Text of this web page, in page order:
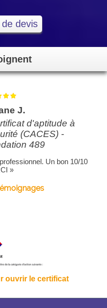
devis
J.
d'aptitude à
(CACES) -
489
Un bon 10/10
»
ouvrir le certificat